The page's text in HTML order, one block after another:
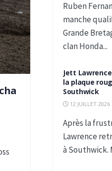
Ruben
manche
Grande
clan Honda...
Jett
la plaque
Southwick
12 JUILLET 2026
Après la
Lawrence
à Southwick.